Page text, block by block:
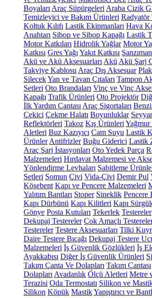
Boyaları Araç Süpürgeleri Araba Çizik
Temizleyici ve Bakım Ürünleri Radyatör
Koltuk Kılıfı Lastik Ekipmanları Hava
Anahtarı Sibop ve Sibop Kapağı Lastik
Motor Katkıları Hidrolik Yağlar Motor
Katkısı Gres Yağı Yakıt Katkısı
Akü ve Akü Aksesuarları Akü Akü Şarj
Takviye Kablosu Araç Dış Aksesuar
SilecekYan ve Tavan Çıtaları Tampon
Setleri Oto Brandaları Vinç ve Vinç
Kapağı Trafik Ürünleri Oto Projektör
İlk Yardım Çantası Araç Sigortaları
Çekici Çekme Halatı Boyunluklar
Reflektörleri Takoz Kış Ürünleri Yağmur
Aletleri Buz Kazıyıcı Cam Suyu Lastik
Ürünler Antifrizler Buğu Giderici Lastik
Araç Şarj İstasyonları Oto Yedek Parça
Malzemeleri Hırdavat Malzemesi ve
Yönlendirme Levhaları Sabitleme
Setleri Somun Çivi Vida-Çivi Demir Pul
Köşebent Kapı ve Pencere Malzemeleri
Yalıtım Bantları Stoper Sineklik Pencere
Kapı Dürbünü Kapı Kilitleri Kapı
Gönye Posta Kutuları Tekerlek Testereler
Dekupaj Testereler Çok Amaçlı
Testereler Testere Aksesuarları Tilki
Daire Testere Bıçağı Dekupaj Testere
Malzemeleri İş Güvenlik Gözlükleri İş
Ayakkabısı Diğer İş Güvenlik Ürünleri
Takım Çanta Ve Dolapları Takım Çantası
Dolapları Avadanlık Ölçü Aletleri Metre
Terazisi Oda Termostatı Silikon ve
Silikon Köpük MastikYapıştırıcı ve